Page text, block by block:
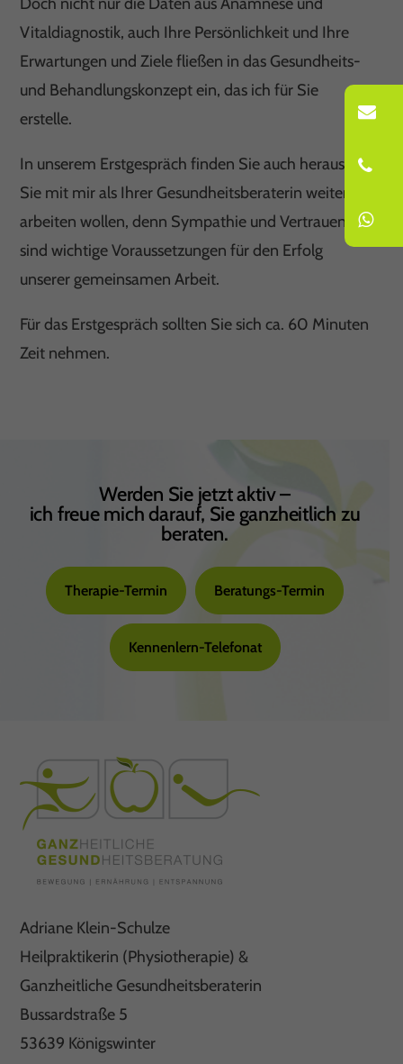
Doch nicht nur die Daten aus Anamnese und
Vitaldiagnostik, auch Ihre Persönlichkeit und Ihre
Erwartungen und Ziele fließen in das Gesundheits-
und Behandlungskonzept ein, das ich für Sie
erstelle.
In unserem Erstgespräch finden Sie auch heraus, ob
Sie mit mir als Ihrer Gesundheitsberaterin weiter
arbeiten wollen, denn Sympathie und Vertrauen
sind wichtige Voraussetzungen für den Erfolg
unserer gemeinsamen Arbeit.
Für das Erstgespräch sollten Sie sich ca. 60 Minuten
Zeit nehmen.
Werden Sie jetzt aktiv –
ich freue mich darauf, Sie ganzheitlich zu
beraten.
Therapie-Termin Beratungs-Termin
Kennenlern-Telefonat
Adriane Klein-Schulze
Heilpraktikerin (Physiotherapie) &
Ganzheitliche Gesundheitsberaterin
Bussardstraße 5
53639 Königswinter